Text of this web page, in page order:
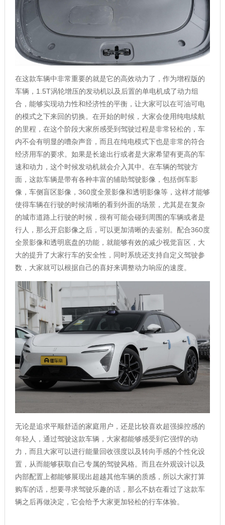
在这款车辆中非常重要的就是它的高效动力了，作为增程版的
车辆，1.5T涡轮增压的发动机以及后置的单电机成了动力组
合，能够实现动力性和经济性的平衡，让大家可以在可油可电
的模式之下来回的切换。在开始的时候，大家会使用纯电续航
的里程，在这个阶段大家所感受到驾驶过程是非常轻松的，车
内不会有明显的嘈杂声音，而且在纯电模式下也是非常的符合
经济用车的要求。如果是长途出行或者是大家希望有更高的车
速和动力，这个时候发动机就会介入其中。在车辆的驾驶方
面，这款车辆是带有各种丰富的辅助驾驶影像，包括倒车影
像，车侧盲区影像，360度全景影像和透明影像等，这样才能够
使得车辆在行驶的时候清晰的看到外面的场景，尤其是在复杂
的城市道路上行驶的时候，很有可能会碰到周围的车辆或者是
行人，那么开启影像之后，可以更加清晰的去鉴别。配合360度
全景影像和透明底盘的功能，就能够有效的减少视觉盲区，大
大的提升了大家行车的安全性，同时系统还支持自定义驾驶参
数，大家就可以根据自己的喜好来调整动力响应的速度。
无论是追求平顺舒适的家庭用户，还是比较喜欢超强操控感的
年轻人，通过驾驶这款车辆，大家都能够感受到它强悍的动
力，而且大家可以进行能量回收强度以及转向手感的个性化设
置，从而能够获取自己专属的驾驶风格。而且在外观设计以及
内部配置上都能够展现出超越其他车辆的质感，所以大家打算
购车的话，想要寻求驾驶乐趣的话，那么不妨在看过了这款车
辆之后再做决定，它会给予大家更加轻松的行车体验。